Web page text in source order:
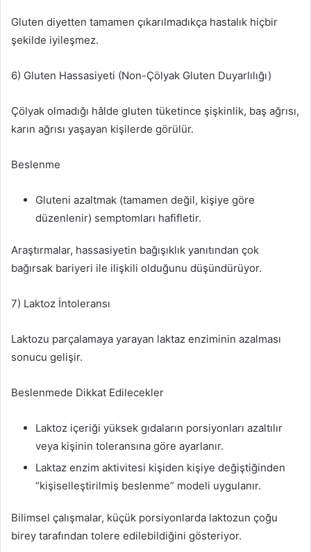
Gluten diyetten tamamen çıkarılmadıkça hastalık hiçbir
şekilde iyileşmez.
6) Gluten Hassasiyeti (Non-Çölyak Gluten Duyarlılığı)
Çölyak olmadığı hâlde gluten tüketince şişkinlik, baş ağrısı,
karın ağrısı yaşayan kişilerde görülür.
Beslenme
Gluteni azaltmak (tamamen değil, kişiye göre
düzenlenir) semptomları hafifletir.
Araştırmalar, hassasiyetin bağışıklık yanıtından çok
bağırsak bariyeri ile ilişkili olduğunu düşündürüyor.
7) Laktoz İntoleransı
Laktozu parçalamaya yarayan laktaz enziminin azalması
sonucu gelişir.
Beslenmede Dikkat Edilecekler
Laktoz içeriği yüksek gıdaların porsiyonları azaltılır
veya kişinin toleransına göre ayarlanır.
Laktaz enzim aktivitesi kişiden kişiye değiştiğinden
“kişiselleştirilmiş beslenme” modeli uygulanır.
Bilimsel çalışmalar, küçük porsiyonlarda laktozun çoğu
birey tarafından tolere edilebildiğini gösteriyor.